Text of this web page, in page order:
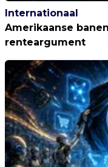
Internationaal
Amerikaanse
renteargument